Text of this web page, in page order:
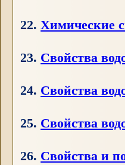
22.Химические
23. Свойства
24. Свойства
25. Свойства
26. Свойства и